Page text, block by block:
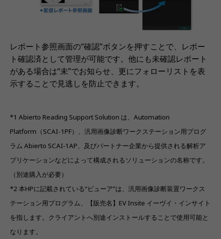
レポート参照画面の“確認”ボタンを押すことで、レポー
ト確認済として管理が可能です。他にも未確認レポート
がある場合は“未”でお知らせ、更にフォローリストを表
示することで見逃しを防止できます。
*1 Abierto Reading Support Solution は、Automation
Platform（SCAI-1PF）、汎用画像診断ワークステーション用プログ
ラム Abierto SCAI‐1AP、及びパートナー企業から提供される解析ア
プリケーションなどによって構成されるソリューションの名称です。
（別途購入が必要）
*2 本HPに記載されている“ビューア”は、汎用画像診断装置ワークス
テーション用プログラム、【販売名】EV Insite イーヴイ・インサイト
を指します。クライアントへ別途インストールすることで使用可能と
なります。